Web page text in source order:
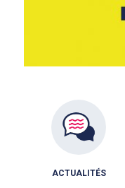
ACTUALITÉS